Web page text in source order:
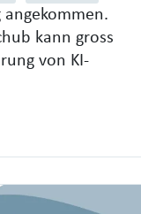
angekommen.
kann gross
von KI-